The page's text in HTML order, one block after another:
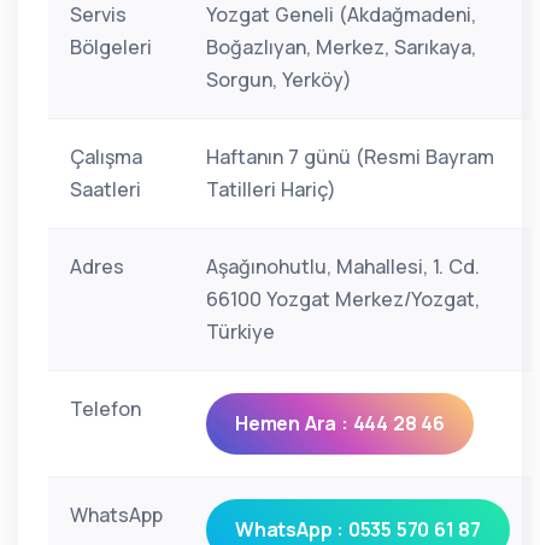
Servis
Bölgeleri
Yozgat Geneli (Akdağmadeni,
Boğazlıyan, Merkez, Sarıkaya,
Sorgun, Yerköy)
Çalışma
Saatleri
Haftanın 7 günü (Resmi Bayram
Tatilleri Hariç)
Adres
Aşağınohutlu, Mahallesi, 1. Cd.
66100 Yozgat Merkez/Yozgat,
Türkiye
Telefon
Hemen Ara : 444 28 46
WhatsApp
WhatsApp : 0535 570 61 87